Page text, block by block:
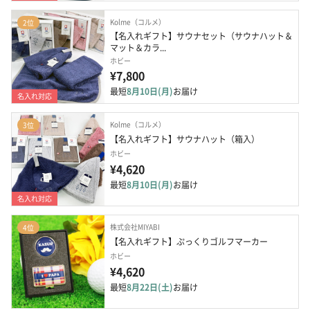
2位
名入れ対応
Kolme（コルメ）
【名入れギフト】サウナセット（サウナハット＆
マット＆カラ...
ホビー
¥7,800
最短8月10日(月)お届け
3位
名入れ対応
Kolme（コルメ）
【名入れギフト】サウナハット（箱入）
ホビー
¥4,620
最短8月10日(月)お届け
4位 株式会社MIYABI
【名入れギフト】ぷっくりゴルフマーカー
ホビー
¥4,620
最短8月22日(土)お届け